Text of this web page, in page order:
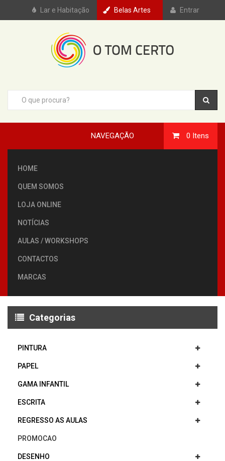
Lar e Habitação Belas Artes Entrar
0 Itens
NAVEGAÇÃO
HOME
QUEM SOMOS
LOJA ONLINE
NOTÍCIAS
AULAS / WORKSHOPS
CONTACTOS
MARCAS
Categorias
PINTURA
PAPEL
GAMA INFANTIL
ESCRITA
REGRESSO AS AULAS
PROMOCAO
DESENHO